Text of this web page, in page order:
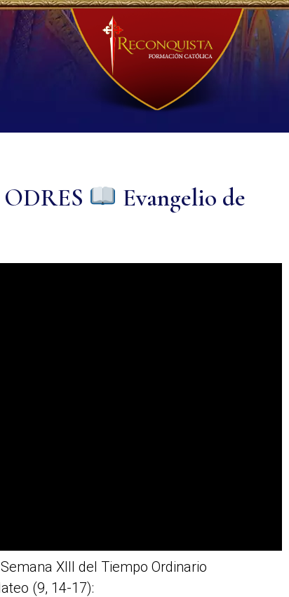
Evangelio de
XIII del Tiempo Ordinario
(9, 14-17):